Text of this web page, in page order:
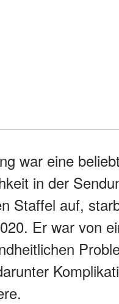
war eine
in der
Staffel auf,
Er war von